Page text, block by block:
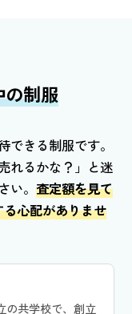
制服
きる制服です。
れるかな？」と迷
。 査定額を見て
心配がありませ
の共学校で、創立